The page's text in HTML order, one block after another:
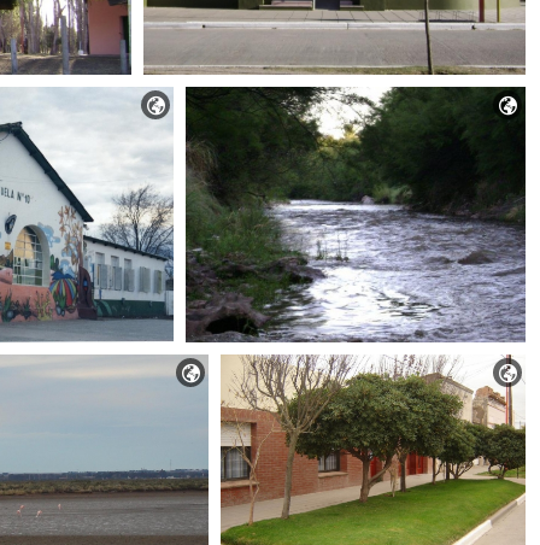
 
 